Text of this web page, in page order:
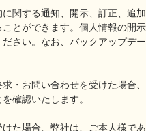
関する通知、開示、訂正、追
とができます。個人情報の
さい。なお、バックアップデ
・お問い合わせを受けた場
確認いたします。
た場合、弊社は、ご本人様